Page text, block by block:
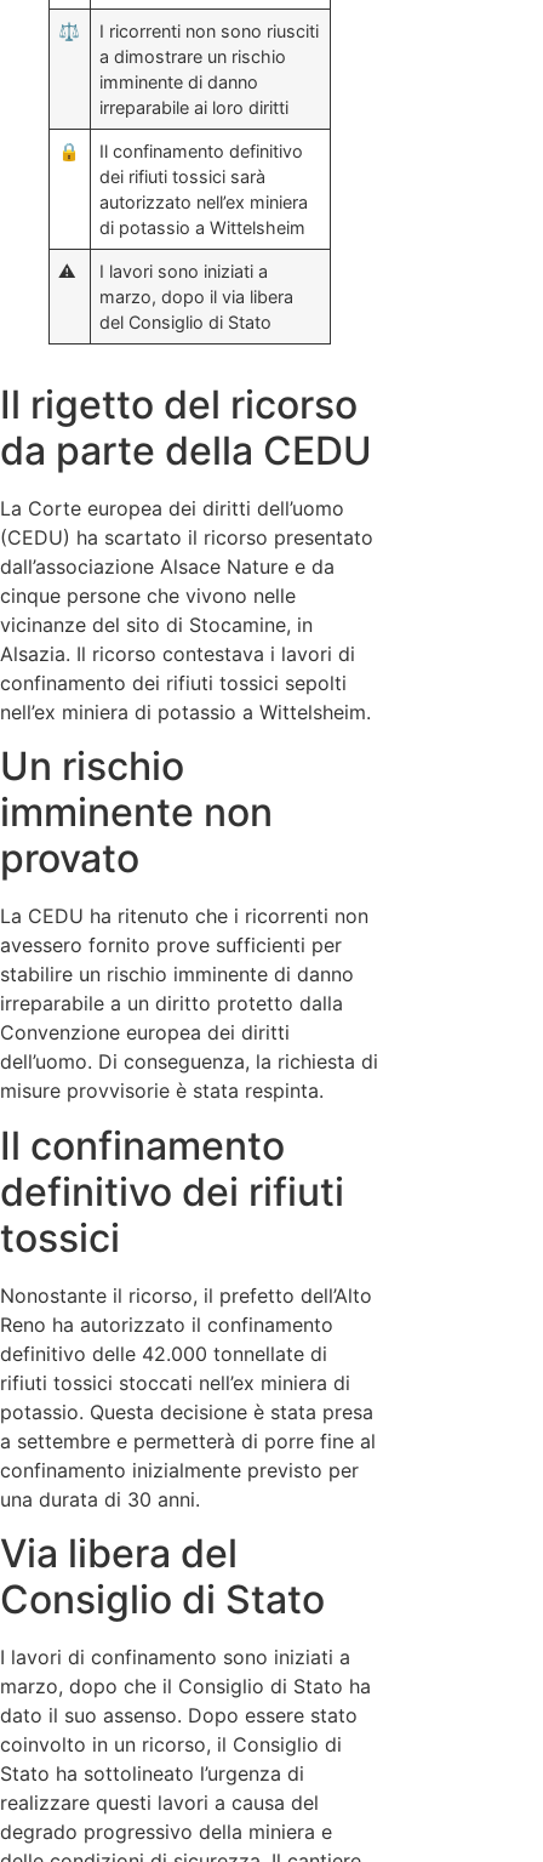
⚖️
I ricorrenti non sono riusciti
a dimostrare un rischio
imminente di danno
irreparabile ai loro diritti
🔒
Il confinamento definitivo
dei rifiuti tossici sarà
autorizzato nell’ex miniera
di potassio a Wittelsheim
⚠️
I lavori sono iniziati a
marzo, dopo il via libera
del Consiglio di Stato
Il rigetto del ricorso
da parte della CEDU
La Corte europea dei diritti dell’uomo
(CEDU) ha scartato il ricorso presentato
dall’associazione Alsace Nature e da
cinque persone che vivono nelle
vicinanze del sito di Stocamine, in
Alsazia. Il ricorso contestava i lavori di
confinamento dei rifiuti tossici sepolti
nell’ex miniera di potassio a Wittelsheim.
Un rischio
imminente non
provato
La CEDU ha ritenuto che i ricorrenti non
avessero fornito prove sufficienti per
stabilire un rischio imminente di danno
irreparabile a un diritto protetto dalla
Convenzione europea dei diritti
dell’uomo. Di conseguenza, la richiesta di
misure provvisorie è stata respinta.
Il confinamento
definitivo dei rifiuti
tossici
Nonostante il ricorso, il prefetto dell’Alto
Reno ha autorizzato il confinamento
definitivo delle 42.000 tonnellate di
rifiuti tossici stoccati nell’ex miniera di
potassio. Questa decisione è stata presa
a settembre e permetterà di porre fine al
confinamento inizialmente previsto per
una durata di 30 anni.
Via libera del
Consiglio di Stato
I lavori di confinamento sono iniziati a
marzo, dopo che il Consiglio di Stato ha
dato il suo assenso. Dopo essere stato
coinvolto in un ricorso, il Consiglio di
Stato ha sottolineato l’urgenza di
realizzare questi lavori a causa del
degrado progressivo della miniera e